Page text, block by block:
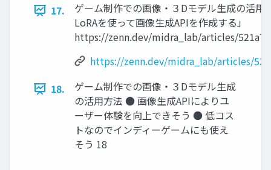
17.
ゲーム制作での画像・３Dモデル生成の活用
LoRAを使って画像生成APIを作成する」
https://zenn.dev/midra_lab/articles/
https://zenn.dev/midra_lab/articles/
18.
ゲーム制作での画像・３Dモデル生成
の活用方法 ● 画像生成APIによりユ
ーザー体験を向上できそう ● 低コス
トなのでインディーゲームにも使え
そう 18